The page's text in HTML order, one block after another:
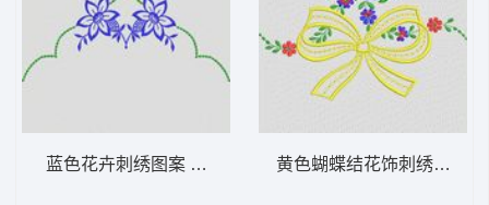
蓝色花卉刺绣图案 植物花型 黄色蝴蝶结花饰刺绣图案